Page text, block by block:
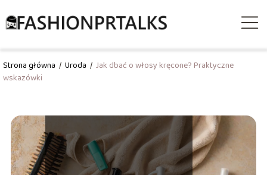
Strona główna / Uroda / Jak dbać o włosy kręcone? Praktyczne
wskazówki